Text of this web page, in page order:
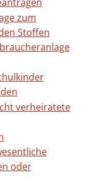
zum
Stoffen
verheiratete
oder